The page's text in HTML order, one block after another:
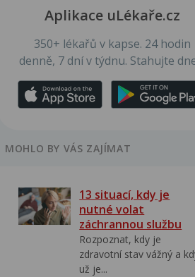
Aplikace uLékaře.cz
350+ lékařů v kapse. 24 hodin
denně, 7 dní v týdnu. Stahujte
MOHLO BY VÁS ZAJÍMAT
13 situací, kdy je
nutné volat
záchrannou službu
Rozpoznat, kdy je
zdravotní stav vážný a
už je...